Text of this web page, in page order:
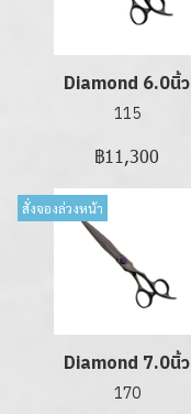
Diamond 6.0นิ้ว
115
฿11,300
สั่งจองล่วงหน้า
Diamond 7.0นิ้ว
170